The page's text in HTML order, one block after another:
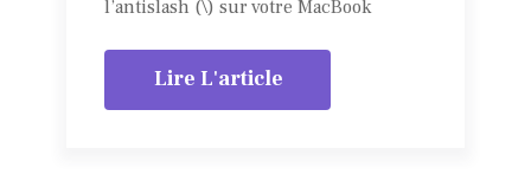
l’antislash (\) sur votre MacBook
Lire L'article